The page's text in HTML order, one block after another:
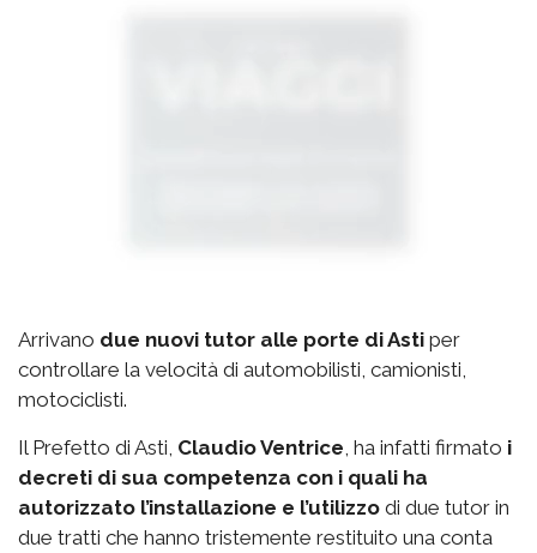
Arrivano due nuovi tutor alle porte di Asti per
controllare la velocità di automobilisti, camionisti,
motociclisti.
Il Prefetto di Asti, Claudio Ventrice, ha infatti firmato i
decreti di sua competenza con i quali ha
autorizzato l’installazione e l’utilizzo di due tutor in
due tratti che hanno tristemente restituito una conta